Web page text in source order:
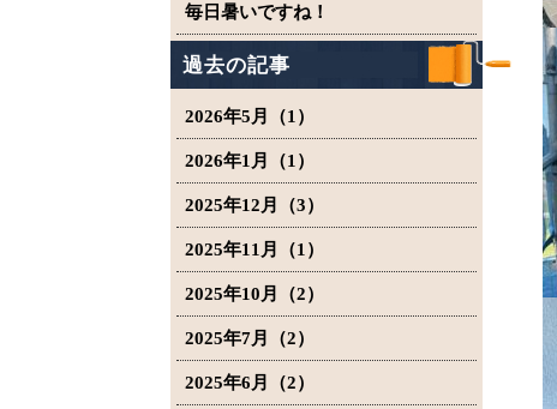
毎日暑いですね！
過去の記事
2026年5月（1）
2026年1月（1）
2025年12月（3）
2025年11月（1）
2025年10月（2）
2025年7月（2）
2025年6月（2）